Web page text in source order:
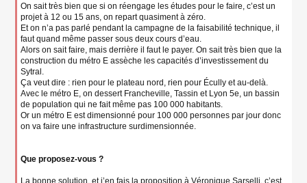
On sait très bien que si on réengage les études pour le faire, c’est un
projet à 12 ou 15 ans, on repart quasiment à zéro.
Et on n’a pas parlé pendant la campagne de la faisabilité technique, il
faut quand même passer sous deux cours d’eau.
Alors on sait faire, mais derrière il faut le payer. On sait très bien que la
construction du métro E assèche les capacités d’investissement du
Sytral.
Ça veut dire : rien pour le plateau nord, rien pour Écully et au-delà.
Avec le métro E, on dessert Francheville, Tassin et Lyon 5e, un bassin
de population qui ne fait même pas 100 000 habitants.
Or un métro E est dimensionné pour 100 000 personnes par jour donc
on va faire une infrastructure surdimensionnée.
Que proposez-vous ?
La bonne solution, et j’en fais la proposition à Véronique Sarselli, c’est